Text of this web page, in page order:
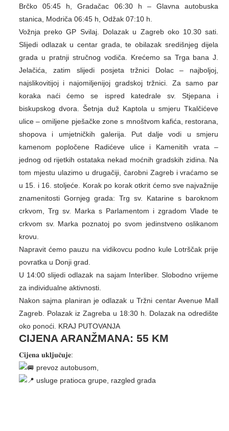
Brčko 05:45 h, Gradačac 06:30 h – Glavna autobuska
stanica, Modriča 06:45 h, Odžak 07:10 h.
Vožnja preko GP Svilaj. Dolazak u Zagreb oko 10.30 sati.
Slijedi odlazak u centar grada, te obilazak središnjeg dijela
grada u pratnji stručnog vodiča. Krećemo sa Trga bana J.
Jelačića, zatim slijedi posjeta tržnici Dolac – najboljoj,
najslikovitijoj i najomiljenijoj gradskoj tržnici. Za samo par
koraka naći ćemo se ispred katedrale sv. Stjepana i
biskupskog dvora. Šetnja duž Kaptola u smjeru Tkalčićeve
ulice – omiljene pješačke zone s mnoštvom kafića, restorana,
shopova i umjetničkih galerija. Put dalje vodi u smjeru
kamenom popločene Radićeve ulice i Kamenitih vrata –
jednog od rijetkih ostataka nekad moćnih gradskih zidina. Na
tom mjestu ulazimo u drugačiji, čarobni Zagreb i vraćamo se
u 15. i 16. stoljeće. Korak po korak otkrit ćemo sve najvažnije
znamenitosti Gornjeg grada: Trg sv. Katarine s baroknom
crkvom, Trg sv. Marka s Parlamentom i zgradom Vlade te
crkvom sv. Marka poznatoj po svom jedinstveno oslikanom
krovu.
Napravit ćemo pauzu na vidikovcu podno kule Lotrščak prije
povratka u Donji grad.
U 14:00 slijedi odlazak na sajam Interliber. Slobodno vrijeme
za individualne aktivnosti.
Nakon sajma planiran je odlazak u Tržni centar Avenue Mall
Zagreb. Polazak iz Zagreba u 18:30 h. Dolazak na odredište
oko ponoći. KRAJ PUTOVANJA
CIJENA ARANŽMANA: 55 KM
𝐂𝐢𝐣𝐞𝐧𝐚 𝐮𝐤𝐥𝐣𝐮𝐜̌𝐮𝐣𝐞:
prevoz autobusom,
usluge pratioca grupe, razgled grada